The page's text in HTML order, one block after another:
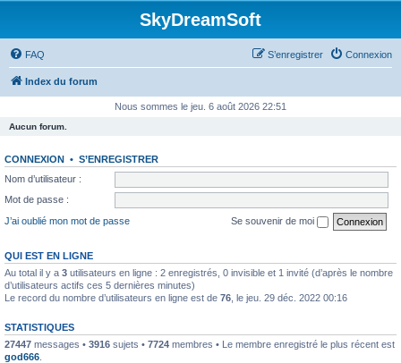
SkyDreamSoft
FAQ Connexion
S’enregistrer
Index du forum
Nous sommes le jeu. 6 août 2026 22:51
Aucun forum.
CONNEXION • S’ENREGISTRER
Nom d’utilisateur :
Mot de passe :
J’ai oublié mon mot de passe
Se souvenir de moi
QUI EST EN LIGNE
Au total il y a 3 utilisateurs en ligne : 2 enregistrés, 0 invisible et 1 invité (d’après le nombre
d’utilisateurs actifs ces 5 dernières minutes)
Le record du nombre d’utilisateurs en ligne est de 76 , le jeu. 29 déc. 2022 00:16
STATISTIQUES
27447 messages • 3916 sujets • 7724 membres • Le membre enregistré le plus récent est
god666